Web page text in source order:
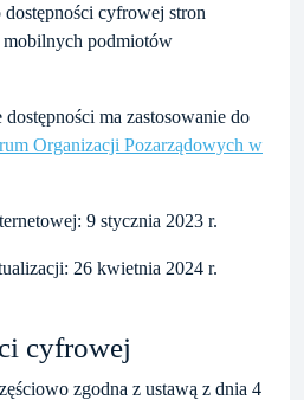
cyfrowej stron
podmiotów
ma zastosowanie do
Organizacji Pozarządowych w
9 stycznia 2023 r.
26 kwietnia 2024 r.
cyfrowej
zgodna z ustawą z dnia 4